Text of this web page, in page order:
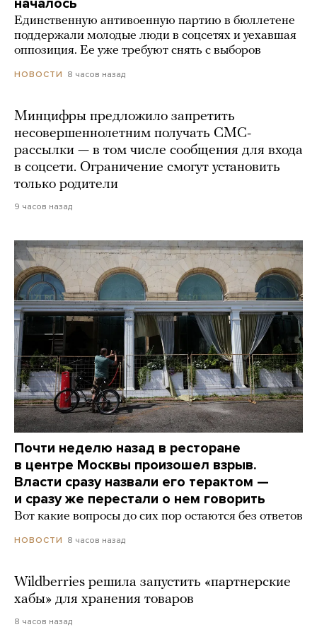
Единственную антивоенную партию в бюллетене
поддержали молодые люди в соцсетях и уехавшая
оппозиция. Ее уже требуют снять с выборов
НОВОСТИ 8 часов назад
Минцифры предложило запретить
несовершеннолетним получать СМС-
рассылки — в том числе сообщения для входа
в соцсети. Ограничение смогут установить
только родители
9 часов назад
Почти неделю назад в ресторане
в центре Москвы произошел взрыв.
Власти сразу назвали его терактом —
и сразу же перестали о нем говорить
Вот какие вопросы до сих пор остаются без ответов
НОВОСТИ 8 часов назад
Wildberries решила запустить «партнерские
хабы» для хранения товаров
8 часов назад